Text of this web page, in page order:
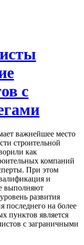
с
важнейшее место
строительной
как
компаний
При этом
и
выполняют
развития
последнего на более
пунктов является
с заграничными